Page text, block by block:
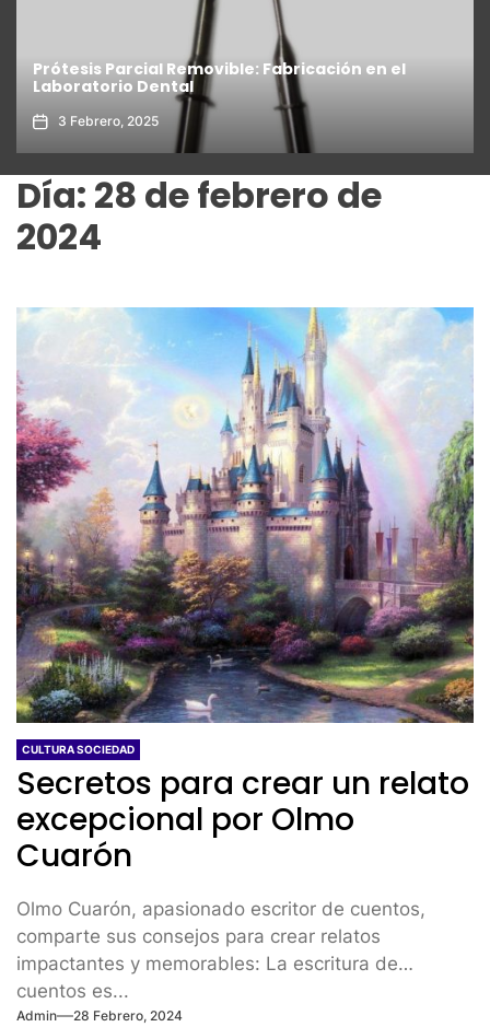
Prótesis Parcial Removible: Fabricación en el
Laboratorio Dental
3 Febrero, 2025
Día: 28 de febrero de
2024
CULTURA SOCIEDAD
Secretos para crear un relato
excepcional por Olmo
Cuarón
Olmo Cuarón, apasionado escritor de cuentos,
comparte sus consejos para crear relatos
impactantes y memorables: La escritura de
cuentos es...
Admin 28 Febrero, 2024